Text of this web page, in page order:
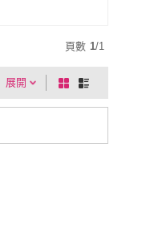
頁數 1/1
展開
棋
盤
列